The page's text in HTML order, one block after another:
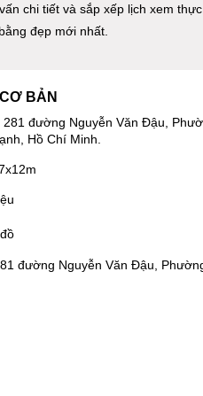
chi tiết và sắp xếp lịch xem
đẹp mới nhất.
BẢN
281 đường Nguyễn Văn Đậu,
Hồ Chí Minh.
đường Nguyễn Văn Đậu,